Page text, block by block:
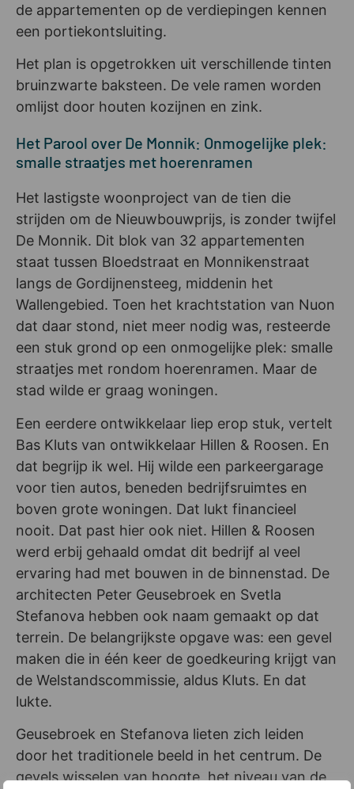
de appartementen op de verdiepingen kennen
een portiekontsluiting.
Het plan is opgetrokken uit verschillende tinten
bruinzwarte baksteen. De vele ramen worden
omlijst door houten kozijnen en zink.
Het Parool over De Monnik: Onmogelijke plek:
smalle straatjes met hoerenramen
Het lastigste woonproject van de tien die
strijden om de Nieuwbouwprijs, is zonder twijfel
De Monnik. Dit blok van 32 appartementen
staat tussen Bloedstraat en Monnikenstraat
langs de Gordijnensteeg, middenin het
Wallengebied. Toen het krachtstation van Nuon
dat daar stond, niet meer nodig was, resteerde
een stuk grond op een onmogelijke plek: smalle
straatjes met rondom hoerenramen. Maar de
stad wilde er graag woningen.
Een eerdere ontwikkelaar liep erop stuk, vertelt
Bas Kluts van ontwikkelaar Hillen & Roosen. En
dat begrijp ik wel. Hij wilde een parkeergarage
voor tien autos, beneden bedrijfsruimtes en
boven grote woningen. Dat lukt financieel
nooit. Dat past hier ook niet. Hillen & Roosen
werd erbij gehaald omdat dit bedrijf al veel
ervaring had met bouwen in de binnenstad. De
architecten Peter Geusebroek en Svetla
Stefanova hebben ook naam gemaakt op dat
terrein. De belangrijkste opgave was: een gevel
maken die in één keer de goedkeuring krijgt van
de Welstandscommissie, aldus Kluts. En dat
lukte.
Geusebroek en Stefanova lieten zich leiden
door het traditionele beeld in het centrum. De
gevels wisselen van hoogte, het niveau van de